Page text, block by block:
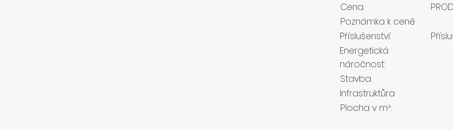
Cena:
Poznámka k ceně
Příslušenství:
Energetická
náročnost:
Stavba:
Infrastruktůra
Plocha v m²: